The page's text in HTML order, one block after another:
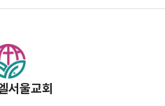
서울교회